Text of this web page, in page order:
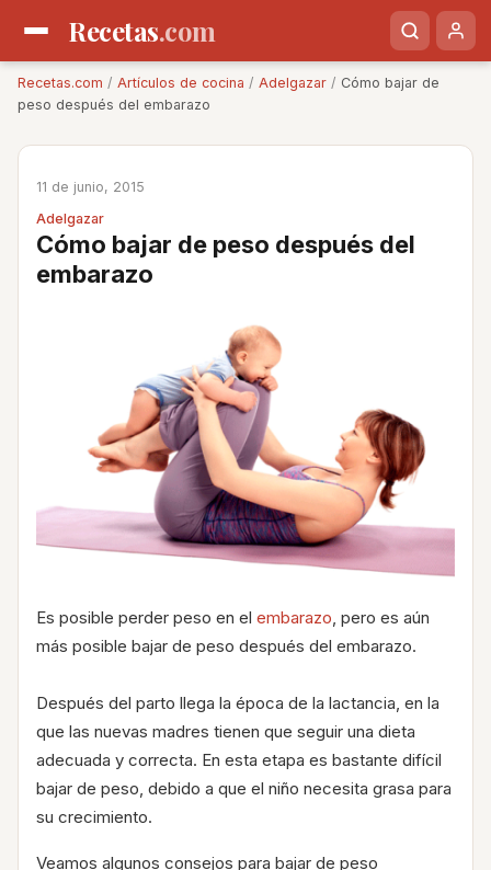
Recetas.com
Recetas.com / Artículos de cocina / Adelgazar / Cómo bajar de
peso después del embarazo
11 de junio, 2015
Adelgazar
Cómo bajar de peso después del
embarazo
Es posible perder peso en el embarazo , pero es aún
más posible bajar de peso después del embarazo.
Después del parto llega la época de la lactancia, en la
que las nuevas madres tienen que seguir una dieta
adecuada y correcta. En esta etapa es bastante difícil
bajar de peso, debido a que el niño necesita grasa para
su crecimiento.
Veamos algunos consejos para bajar de peso